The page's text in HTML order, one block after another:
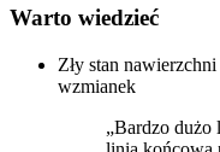
Warto wiedzieć
Zły stan
wzmianek
„Bardzo dużo